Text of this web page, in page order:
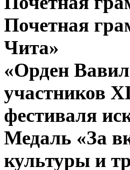
Почетная
Чита»
«Орден
участников
фестиваля
Медаль «За
культуры и